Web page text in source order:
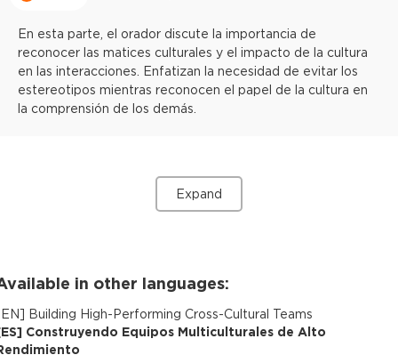
En esta parte, el orador discute la importancia de
reconocer las matices culturales y el impacto de la cultura
en las interacciones. Enfatizan la necesidad de evitar los
estereotipos mientras reconocen el papel de la cultura en
la comprensión de los demás.
Expand
in other languages:
EN] Building High-Performing Cross-Cultural Teams
ES] Construyendo Equipos Multiculturales de Alto